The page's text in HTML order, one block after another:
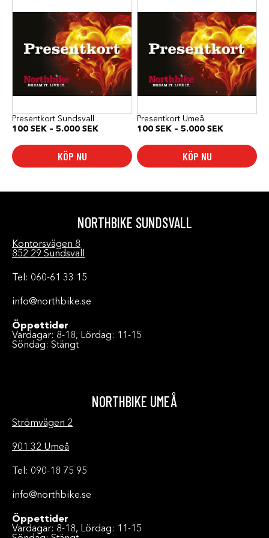
Presentkort Sundsvall
100 SEK – 5.000 SEKPrisintervall:
5.000 SEK
KÖP NU
produkten
varianter.
De
alternativen
kan
väljas
produktsidan
Presentkort Umeå
100 SEK – 5.000 SEK
5.000 SEK
KÖP NU
produkten
varianter.
De
alternativen
kan
väljas
produktsidan
NORTHBIKE SUNDSVALL
Kontorsvägen 8
852 29 Sundsvall
Tel: 060-61 33 15
info@northbike.se
Öppettider
Vardagar: 8-18, Lördag: 11-15
Söndag: Stängt
NORTHBIKE UMEÅ
Strömvägen 2
901 32 Umeå
Tel: 090-18 75 95
info@northbike.se
Öppettider
Vardagar: 8-18, Lördag: 11-15